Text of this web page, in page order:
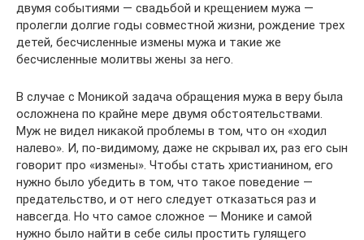
двумя событиями — свадьбой и крещением мужа —
пролегли долгие годы совместной жизни, рождение трех
детей, бесчисленные измены мужа и такие же
бесчисленные молитвы жены за него.
В случае с Моникой задача обращения мужа в веру была
осложнена по крайне мере двумя обстоятельствами.
Муж не видел никакой проблемы в том, что он «ходил
налево». И, по-видимому, даже не скрывал их, раз его сын
говорит про «измены». Чтобы стать христианином, его
нужно было убедить в том, что такое поведение —
предательство, и от него следует отказаться раз и
навсегда. Но что самое сложное — Монике и самой
нужно было найти в себе силы простить гулящего